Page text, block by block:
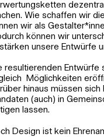
Wie schaffen wir
wir als
können wir
unsere Entwürfe
resultierenden Entwürfe
Möglichkeiten
hinaus müssen
(auch) in
lassen.
Design ist kein